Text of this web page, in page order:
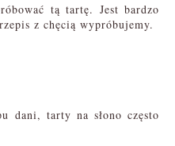
tą tartę. Jest bardzo
z chęcią wypróbujemy.
dani, tarty na słono często